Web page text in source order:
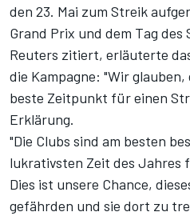
den 23. Mai zum Streik
Grand Prix und dem Tag
Reuters zitiert, erläuterte
die Kampagne: "Wir
beste Zeitpunkt für einen
Erklärung.
"Die Clubs sind am besten
lukrativsten Zeit des Jahres
Dies ist unsere Chance,
gefährden und sie dort zu